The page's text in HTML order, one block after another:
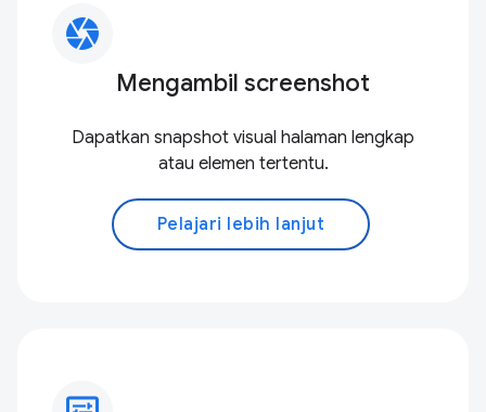
camera
Mengambil screenshot
Dapatkan snapshot visual halaman lengkap
atau elemen tertentu.
Pelajari lebih lanjut